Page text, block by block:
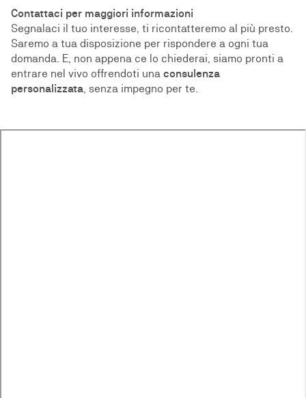
Contattaci per maggiori informazioni
Segnalaci il tuo interesse, ti ricontatteremo al più presto.
Saremo a tua disposizione per rispondere a ogni tua
domanda. E, non appena ce lo chiederai, siamo pronti a
entrare nel vivo offrendoti una consulenza
personalizzata, senza impegno per te.